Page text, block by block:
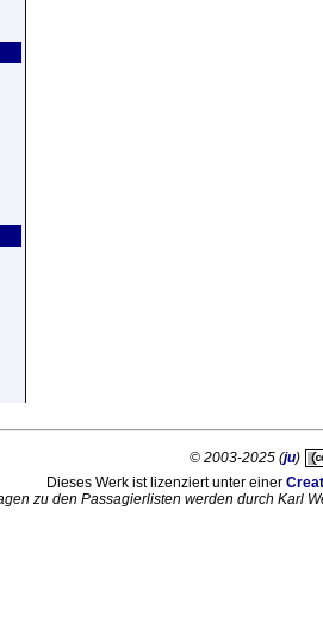
© 2003-2025 (ju)
Dieses Werk ist lizenziert unter einer
zu den Passagierlisten werden durch Karl